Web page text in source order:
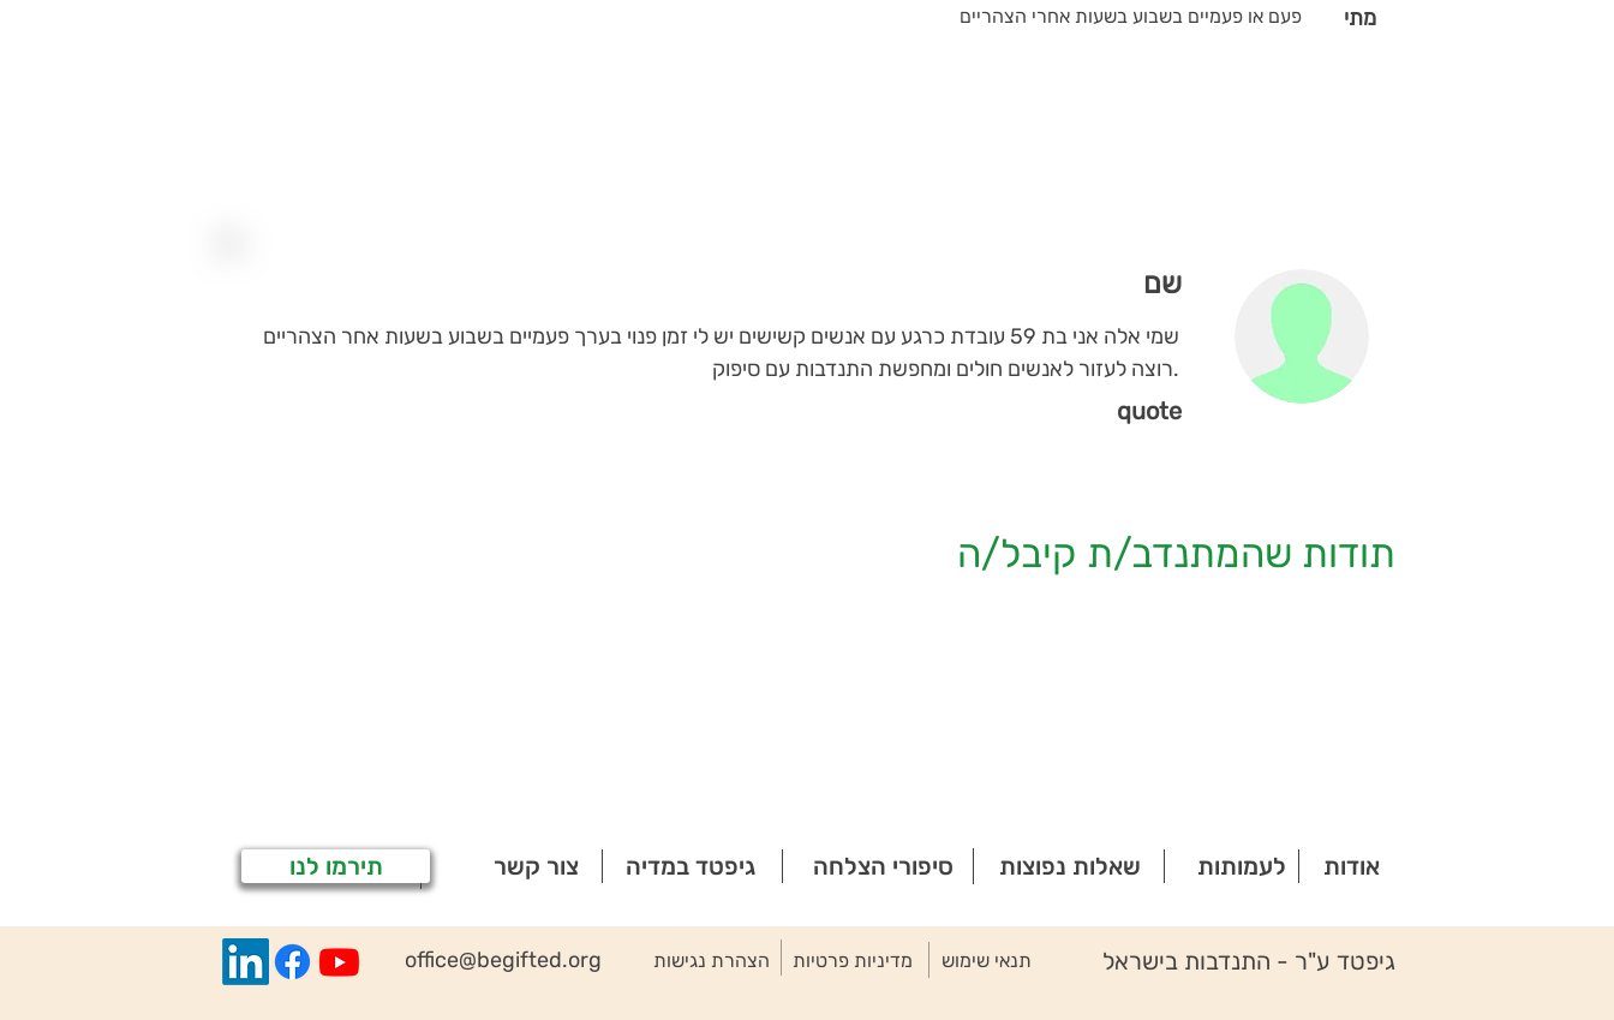
פעם או פעמיים בשבוע בשעות אחרי הצהריים מתי
שם
שמי אלה אני בת 59 עובדת כרגע עם אנשים קשישים יש לי זמן פנוי בערך פעמיים בשבוע בשעות אחר הצהריים
.רוצה לעזור לאנשים חולים ומחפשת התנדבות עם סיפוק
quote
תודות שהמתנדב/ת קיבל/ה
תירמו לנו צור קשר גיפטד במדיה סיפורי הצלחה שאלות נפוצות לעמותות אודות
office@begifted.org הצהרת נגישות מדיניות פרטיות תנאי שימוש גיפטד ע"ר - התנדבות בישראל